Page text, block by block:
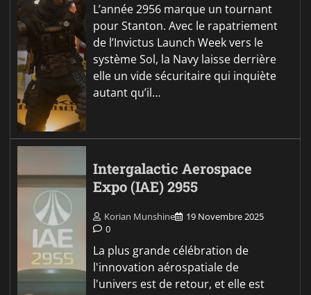
L’année 2956 marque un tournant
pour Stanton. Avec le rapatriement
de l’Invictus Launch Week vers le
système Sol, la Navy laisse derrière
elle un vide sécuritaire qui inquiète
autant qu’il…
Intergalactic Aerospace
Expo (IAE) 2955
Korian Munshine
19 Novembre 2025
0
La plus grande célébration de
l'innovation aérospatiale de
l'univers est de retour, et elle est